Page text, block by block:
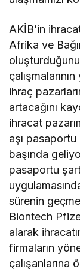
AKİB’in
Afrika ve
ihraç
artacağını
ihracat
aşı
başında
pasaportu
sürenin
Biontech
alarak
firmaların